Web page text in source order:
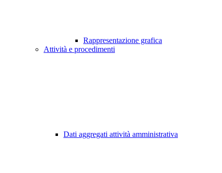
Rappresentazione grafica
Attività e procedimenti
Dati aggregati attività amministrativa